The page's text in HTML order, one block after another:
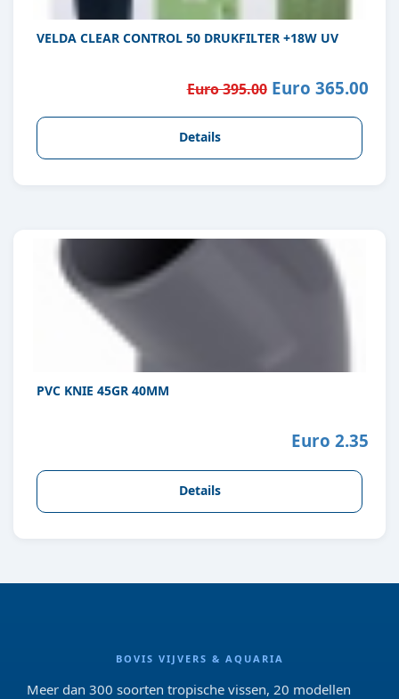
VELDA CLEAR CONTROL 50 DRUKFILTER +18W UV
Euro 395.00Euro 365.00
Details
PVC KNIE 45GR 40MM
Euro 2.35
Details
BOVIS VIJVERS & AQUARIA
Meer dan 300 soorten tropische vissen, 20 modellen